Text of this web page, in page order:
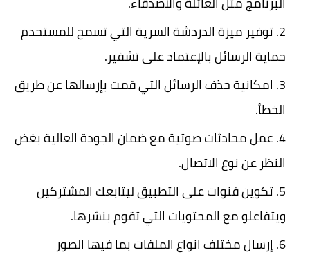
توفير ميزة الدردشة السرية التي تسمح للمستحدم
حماية الرسائل بالإعتماد على تشفير.
امكانية حذف الرسائل التي قمت بإرسالها عن طريق
الخطأ.
عمل محادثات صوتية مع ضمان الجودة العالية بغض
النظر عن نوع الاتصال.
تكوين قنوات على التطبيق ليتابعك المشتركين
ويتفاعلو مع المحتويات التي تقوم بنشرها.
إرسال مختلف انواع الملفات بما فيها الصور